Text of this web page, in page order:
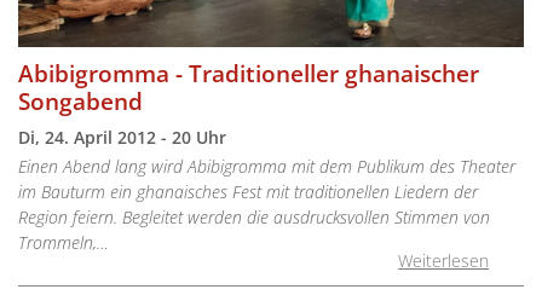
Abibigromma - Traditioneller ghanaischer
Songabend
Di, 24. April 2012 - 20 Uhr
Einen Abend lang wird Abibigromma mit dem Publikum des Theater
im Bauturm ein ghanaisches Fest mit traditionellen Liedern der
Region feiern. Begleitet werden die ausdrucksvollen Stimmen von
Trommeln,…
Weiterlesen